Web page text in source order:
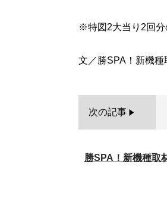
※特図2大当り2回
次の記事
勝SPA！新機種取